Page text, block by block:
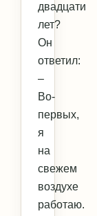
двадцати
лет?
Он
ответил:
–
Во-
первых,
я
на
свежем
воздухе
работаю.